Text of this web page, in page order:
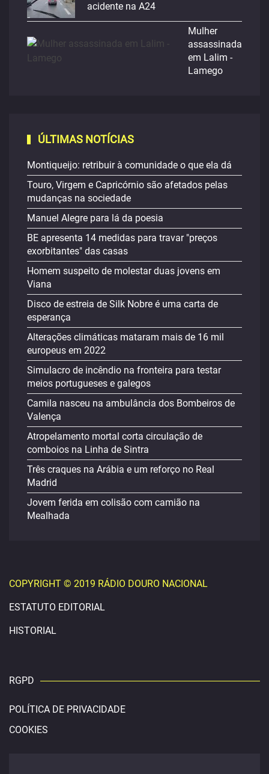
acidente na A24
Mulher
assassinada
em Lalim -
Lamego
ÚLTIMAS NOTÍCIAS
Montiqueijo: retribuir à comunidade o que ela dá
Touro, Virgem e Capricórnio são afetados pelas
mudanças na sociedade
Manuel Alegre para lá da poesia
BE apresenta 14 medidas para travar "preços
exorbitantes" das casas
Homem suspeito de molestar duas jovens em
Viana
Disco de estreia de Silk Nobre é uma carta de
esperança
Alterações climáticas mataram mais de 16 mil
europeus em 2022
Simulacro de incêndio na fronteira para testar
meios portugueses e galegos
Camila nasceu na ambulância dos Bombeiros de
Valença
Atropelamento mortal corta circulação de
comboios na Linha de Sintra
Três craques na Arábia e um reforço no Real
Madrid
Jovem ferida em colisão com camião na
Mealhada
COPYRIGHT © 2019 RÁDIO DOURO NACIONAL
ESTATUTO EDITORIAL
HISTORIAL
RGPD
POLÍTICA DE PRIVACIDADE
COOKIES